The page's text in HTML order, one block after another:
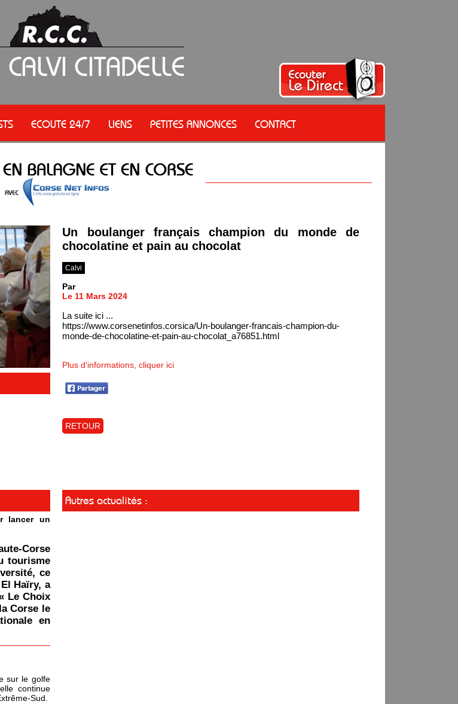
ECOUTE 24/7 LIENS PETITES ANNONCES CONTACT
Un boulanger français champion du monde de
chocolatine et pain au chocolat
Calvi
Par
Le 11 Mars 2024
La suite ici ...
https://www.corsenetinfos.corsica/Un-boulanger-francais-champion-du-
monde-de-chocolatine-et-pain-au-chocolat_a76851.html
Plus d'informations, cliquer ici
RETOUR
lancer un
Corse
tourisme
ce
Haïry, a
Le Choix
Corse le
en
sur le golfe
continue
Sud.
Autres actualités :